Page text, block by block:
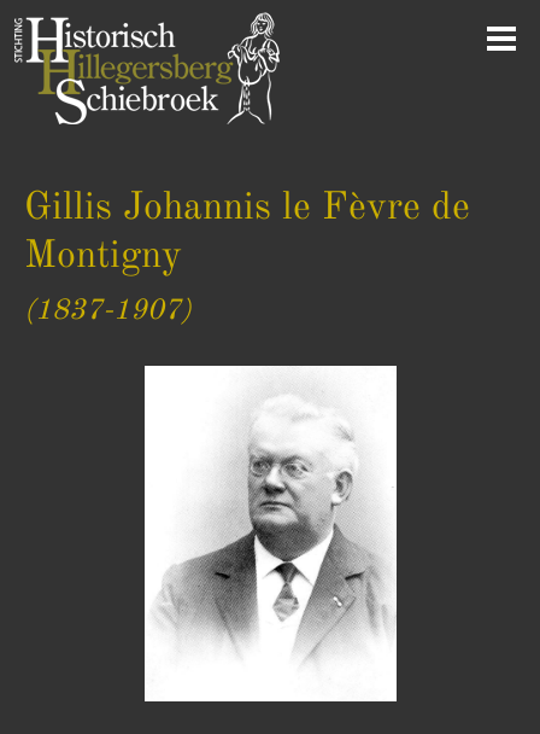
Gillis Johannis le Fèvre de
Montigny
(1837-1907)